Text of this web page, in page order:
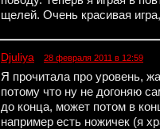
щелей. Очень красивая
Djuliya 28 февраля 2011 в 12:59
Я прочитала про уровень,
потому что ну не догоняю
до конца, может потом в
например есть ножичек (я